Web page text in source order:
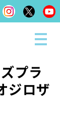
プラ
ジロザ